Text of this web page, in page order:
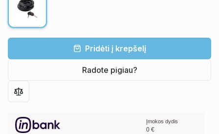
Pridėti į krepšelį
Radote pigiau?
Įmokos dydis
0 €